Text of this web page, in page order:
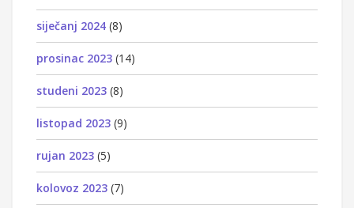
siječanj 2024 (8)
prosinac 2023 (14)
studeni 2023 (8)
listopad 2023 (9)
rujan 2023 (5)
kolovoz 2023 (7)